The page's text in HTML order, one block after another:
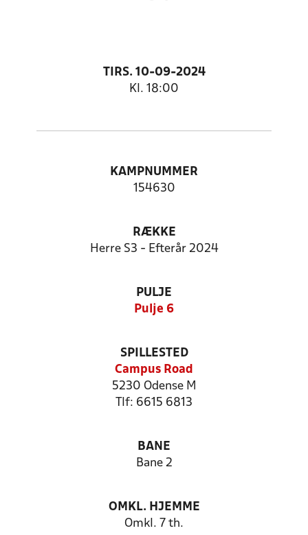
TIRS. 10-09-2024
Kl. 18:00
KAMPNUMMER
154630
RÆKKE
Herre S3 - Efterår 2024
PULJE
Pulje 6
SPILLESTED
Campus Road
5230 Odense M
Tlf: 6615 6813
BANE
Bane 2
OMKL. HJEMME
Omkl. 7 th.